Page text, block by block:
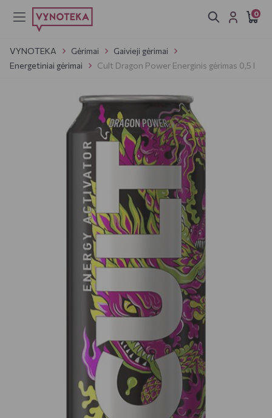
0
VYNOTEKA Gėrimai
Gaivieji gėrimai
Energetiniai gėrimai
Cult Dragon Power Energinis gėrimas 0,5 l